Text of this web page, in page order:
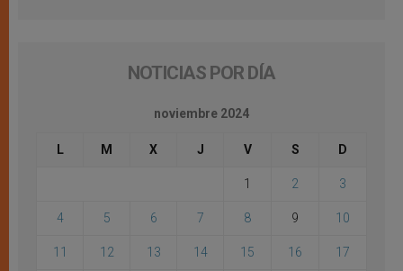
NOTICIAS POR DÍA
noviembre 2024
L M X J V S D
1 2 3
4 5 6 7 8 9 10
11 12 13 14 15 16 17